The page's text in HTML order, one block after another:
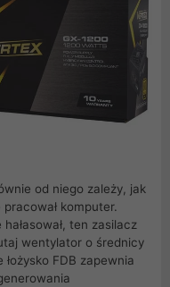
od niego zależy, jak
komputer.
ten zasilacz
wentylator o średnicy
FDB zapewnia